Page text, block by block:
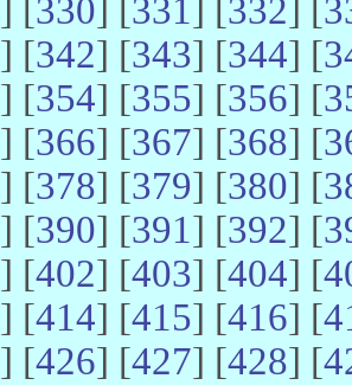
] [330] [331] [332] [
] [342] [343] [344] [
] [354] [355] [356] [
] [366] [367] [368] [
] [378] [379] [380] [
] [390] [391] [392] [
] [402] [403] [404] [
] [414] [415] [416] [
] [426] [427] [428] [